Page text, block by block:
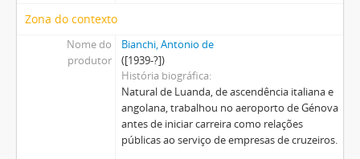
Zona do contexto
Nome do
produtor
Bianchi, Antonio de
([1939-?])
História biográfica
Natural de Luanda, de ascendência italiana e
angolana, trabalhou no aeroporto de Génova
antes de iniciar carreira como relações
públicas ao serviço de empresas de cruzeiros.